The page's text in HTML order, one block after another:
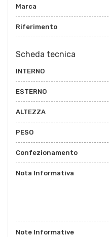
Marca
Riferimento
Scheda tecnica
INTERNO
ESTERNO
ALTEZZA
PESO
Confezionamento
Nota Informativa
Note Informative